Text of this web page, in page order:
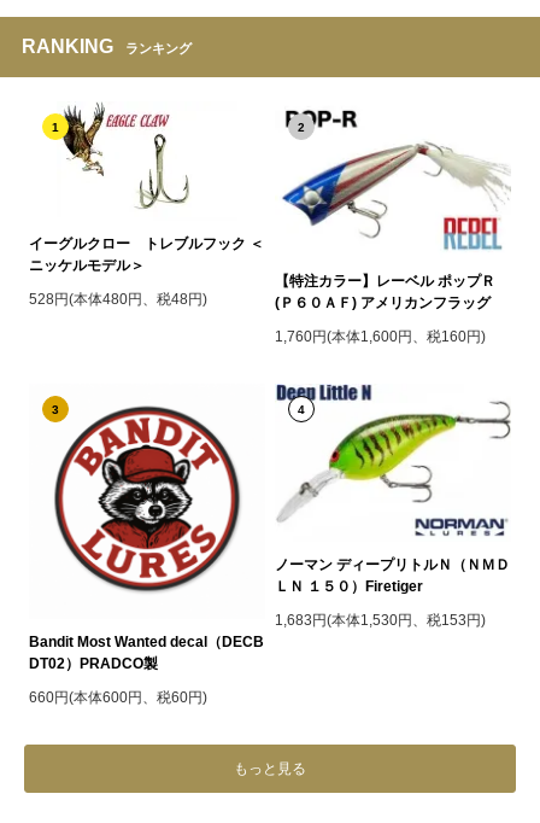
RANKING ランキング
1
イーグルクロー トレブルフック ＜
ニッケルモデル＞
528円(本体480円、税48円)
2
【特注カラー】レーベル ポップＲ
(Ｐ６０ＡＦ) アメリカンフラッグ
1,760円(本体1,600円、税160円)
3
Bandit Most Wanted decal（DECB
DT02）PRADCO製
660円(本体600円、税60円)
4
ノーマン ディープリトルＮ（ＮＭＤ
ＬＮ １５０）Firetiger
1,683円(本体1,530円、税153円)
もっと見る